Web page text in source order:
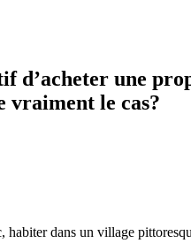
une
vraiment le cas?
dans un village